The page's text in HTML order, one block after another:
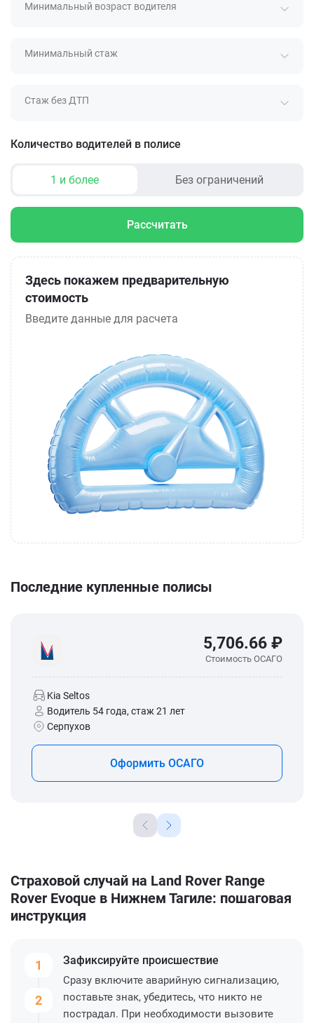
Минимальный возраст водителя
Минимальный стаж
Стаж без ДТП
Количество водителей в полисе
1 и более Без ограничений
Рассчитать
Здесь покажем предварительную
стоимость
Введите данные для расчета
Последние купленные полисы
5,706.66 ₽
Стоимость ОСАГО
Kia Seltos
Водитель 54 года, стаж 21 лет
Серпухов
Оформить ОСАГО
Страховой случай на Land Rover Range
Rover Evoque в Нижнем Тагиле: пошаговая
инструкция
1
2
Зафиксируйте происшествие
Сразу включите аварийную сигнализацию,
поставьте знак, убедитесь, что никто не
пострадал. При необходимости вызовите